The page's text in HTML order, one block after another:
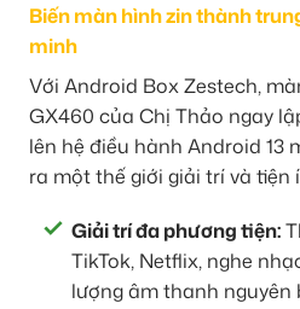
Biến màn hình zin thành
minh
Với Android Box Zestech,
GX460 của Chị Thảo ngay
lên hệ điều hành Android 13
ra một thế giới giải trí và tiện
Giải trí đa phương tiện:
TikTok, Netflix, nghe
lượng âm thanh nguyên